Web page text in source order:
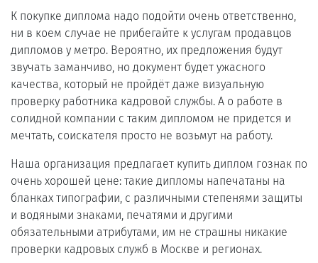
К покупке диплома надо подойти очень ответственно,
ни в коем случае не прибегайте к услугам продавцов
дипломов у метро. Вероятно, их предложения будут
звучать заманчиво, но документ будет ужасного
качества, который не пройдёт даже визуальную
проверку работника кадровой службы. А о работе в
солидной компании с таким дипломом не придется и
мечтать, соискателя просто не возьмут на работу.
Наша организация предлагает купить диплом гознак по
очень хорошей цене: такие дипломы напечатаны на
бланках типографии, с различными степенями защиты
и водяными знаками, печатями и другими
обязательными атрибутами, им не страшны никакие
проверки кадровых служб в Москве и регионах.